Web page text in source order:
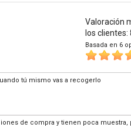
Valoración
los clientes:
Basada en 6
tú mismo vas a recogerlo
de compra y tienen poca muestra,